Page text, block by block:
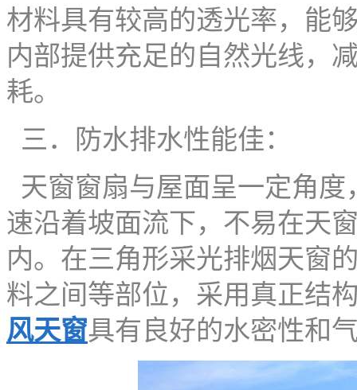
材料具有较高的透光率，能
内部提供充足的自然光线，
耗。
三．防水排水性能佳：
天窗窗扇与屋面呈一定角
速沿着坡面流下，不易在天
内。在三角形采光排烟天窗
料之间等部位，采用真正结
风天窗具有良好的水密性和